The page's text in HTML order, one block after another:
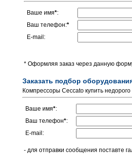
Ваше имя*:
Ваш телефон:*
E-mail:
* Оформляя заказ через данную
Заказать подбор
Компрессоры Ceccato купить недорого
Ваше имя*:
Ваш телефон*:
E-mail:
- для отправки сообщения поставте